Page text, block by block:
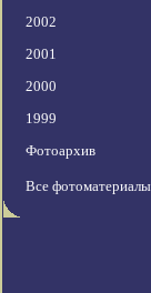
2002
2001
2000
1999
Фотоархив
Все фотоматериалы